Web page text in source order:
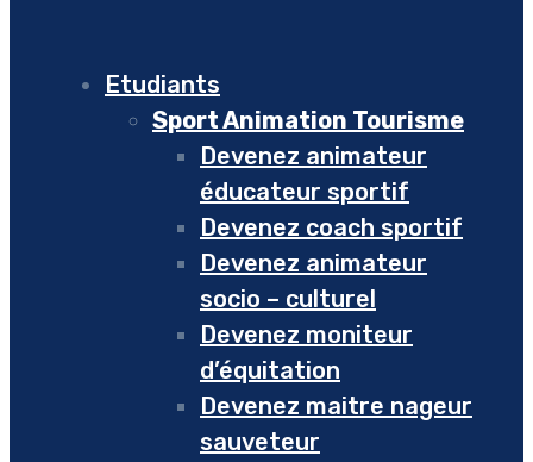
Etudiants
Sport Animation Tourisme
Devenez animateur
éducateur sportif
Devenez coach sportif
Devenez animateur
socio – culturel
Devenez moniteur
d’équitation
Devenez maitre nageur
sauveteur